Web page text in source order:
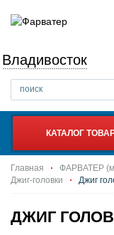
Владивосток
КАТАЛОГ
Главная ФАРВАТЕР
Джиг-головки
Джиг
ДЖИГ